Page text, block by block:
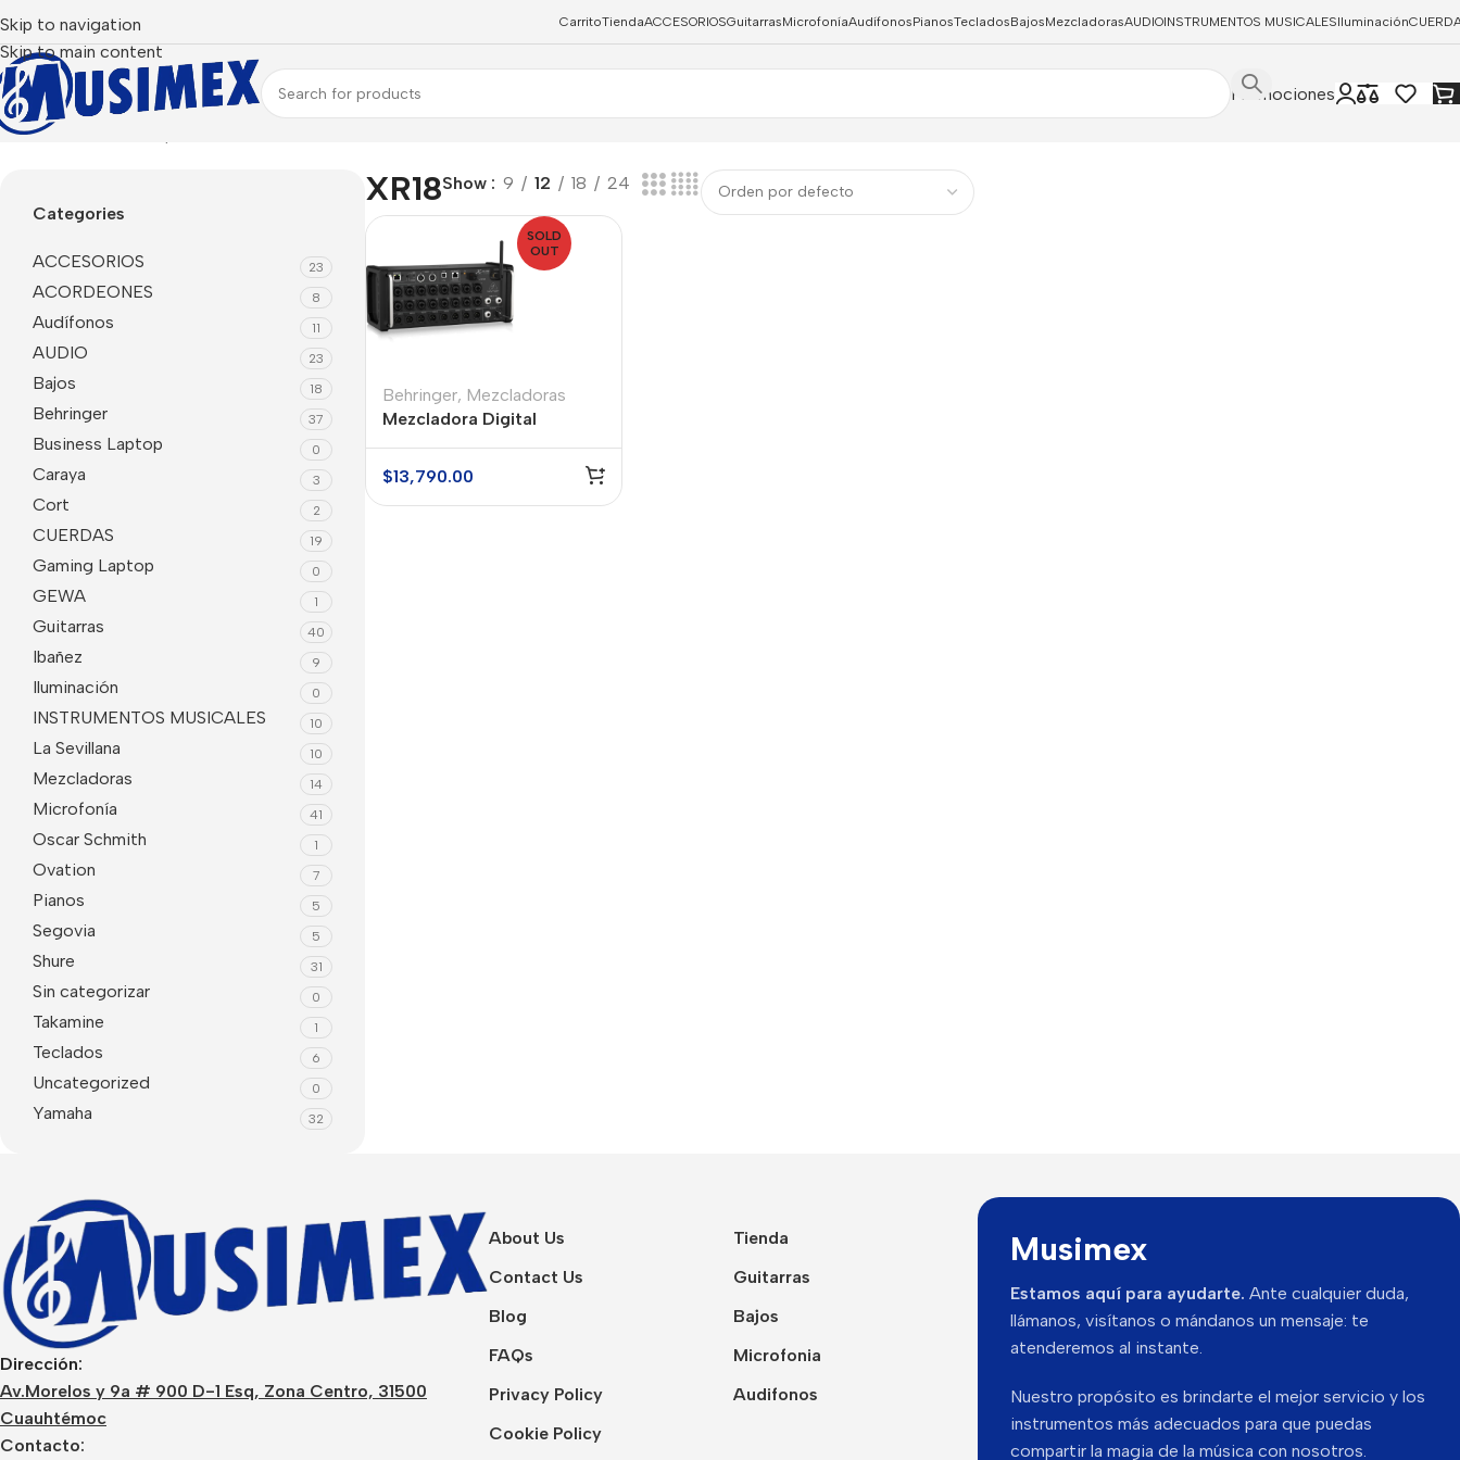
Skip to navigation
Skip to main content
CarritoTiendaACCESORIOSGuitarrasMicrofoníaAudífonosPianosTecladosBajosMezcladorasAUDIOINSTRUMENTOS MUSICALESIluminación
Promociones
Inicio Productos etiquetados “XR18”
Categories
ACCESORIOS 23
ACORDEONES 8
Audífonos 11
AUDIO 23
Bajos 18
Behringer 37
Business Laptop 0
Caraya 3
Cort 2
CUERDAS 19
Gaming Laptop 0
GEWA 1
Guitarras 40
Ibañez 9
Iluminación 0
INSTRUMENTOS MUSICALES 10
La Sevillana 10
Mezcladoras 14
Microfonía 41
Oscar Schmith 1
Ovation 7
Pianos 5
Segovia 5
Shure 31
Sin categorizar 0
Takamine 1
Teclados 6
Uncategorized 0
Yamaha 32
XR18Show 9 12 18 24
SOLD
OUT
Behringer, Mezcladoras
Mezcladora Digital
Behringer XR18
$13,790.00
Dirección:
Av.Morelos y 9a # 900 D-1 Esq, Zona Centro, 31500
Cuauhtémoc
Contacto:
About Us
Contact Us
Blog
FAQs
Privacy Policy
Cookie Policy
Tienda
Guitarras
Bajos
Microfonia
Audifonos
Musimex
Estamos aquí para ayudarte. Ante cualquier duda,
llámanos, visítanos o mándanos un mensaje: te
atenderemos al instante.
Nuestro propósito es brindarte el mejor servicio y los
instrumentos más adecuados para que puedas
compartir la magia de la música con nosotros.